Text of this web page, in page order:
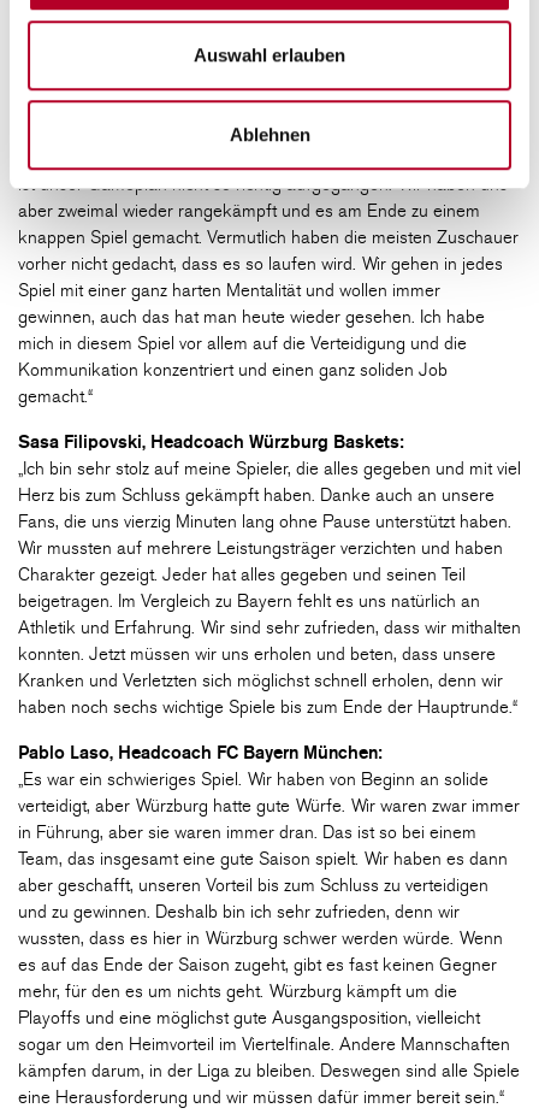
Auswahl erlauben
Ablehnen
wieder gesehen, was in unserer Mannschaft steckt. Es ist
trotzdem bitter, dass wir gegen Bayern verloren haben und die
meinen Augen ganz klar der MVP der Liga. Heute hat man wieder
gesehen, wozu er in der Lage ist, er hat uns fast zum Sieg gegen
ist unser Gameplan nicht so richtig aufgegangen. Wir haben uns
aber zweimal wieder rangekämpft und es am Ende zu einem
knappen Spiel gemacht. Vermutlich haben die meisten Zuschauer
vorher nicht gedacht, dass es so laufen wird. Wir gehen in jedes
Spiel mit einer ganz harten Mentalität und wollen immer
gewinnen, auch das hat man heute wieder gesehen. Ich habe
mich in diesem Spiel vor allem auf die Verteidigung und die
Kommunikation konzentriert und einen ganz soliden Job
gemacht.“
Sasa Filipovski, Headcoach Würzburg Baskets:
„Ich bin sehr stolz auf meine Spieler, die alles gegeben und mit viel
Herz bis zum Schluss gekämpft haben. Danke auch an unsere
Fans, die uns vierzig Minuten lang ohne Pause unterstützt haben.
Wir mussten auf mehrere Leistungsträger verzichten und haben
Charakter gezeigt. Jeder hat alles gegeben und seinen Teil
beigetragen. Im Vergleich zu Bayern fehlt es uns natürlich an
Athletik und Erfahrung. Wir sind sehr zufrieden, dass wir mithalten
konnten. Jetzt müssen wir uns erholen und beten, dass unsere
Kranken und Verletzten sich möglichst schnell erholen, denn wir
haben noch sechs wichtige Spiele bis zum Ende der Hauptrunde.“
Pablo Laso, Headcoach FC Bayern München:
„Es war ein schwieriges Spiel. Wir haben von Beginn an solide
verteidigt, aber Würzburg hatte gute Würfe. Wir waren zwar immer
in Führung, aber sie waren immer dran. Das ist so bei einem
Team, das insgesamt eine gute Saison spielt. Wir haben es dann
aber geschafft, unseren Vorteil bis zum Schluss zu verteidigen
und zu gewinnen. Deshalb bin ich sehr zufrieden, denn wir
wussten, dass es hier in Würzburg schwer werden würde. Wenn
es auf das Ende der Saison zugeht, gibt es fast keinen Gegner
mehr, für den es um nichts geht. Würzburg kämpft um die
Playoffs und eine möglichst gute Ausgangsposition, vielleicht
sogar um den Heimvorteil im Viertelfinale. Andere Mannschaften
kämpfen darum, in der Liga zu bleiben. Deswegen sind alle Spiele
eine Herausforderung und wir müssen dafür immer bereit sein.“